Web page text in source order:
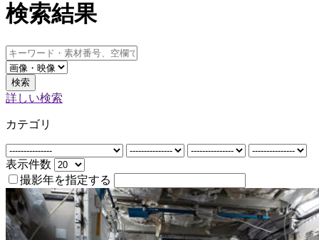
検索結果
検索
詳しい検索
カテゴリ
表示件数
撮影年を指定する